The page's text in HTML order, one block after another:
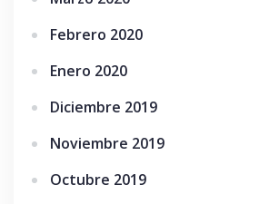
Febrero 2020
Enero 2020
Diciembre 2019
Noviembre 2019
Octubre 2019